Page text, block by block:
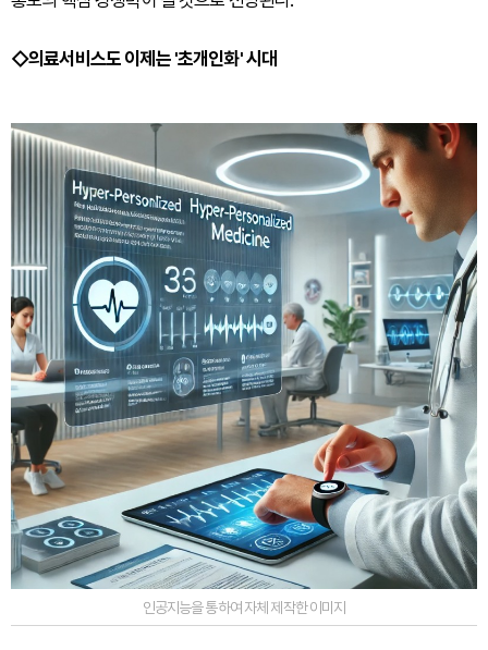
◇의료서비스도 이제는 '초개인화' 시대
인공지능을 통하여 자체 제작한 이미지